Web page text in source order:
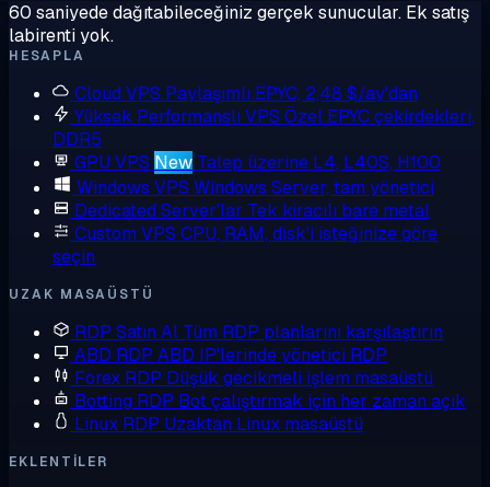
60 saniyede dağıtabileceğiniz gerçek sunucular. Ek satış
labirenti yok.
HESAPLA
Cloud VPS Paylaşımlı EPYC, 2,48 $/ay'dan
Yüksek Performanslı VPS Özel EPYC çekirdekleri,
DDR5
GPU VPS New Talep üzerine L4, L40S, H100
Windows VPS Windows Server, tam yönetici
Dedicated Server'lar Tek kiracılı bare metal
Custom VPS CPU, RAM, disk'i isteğinize göre
seçin
UZAK MASAÜSTÜ
RDP Satın Al Tüm RDP planlarını karşılaştırın
ABD RDP ABD IP'lerinde yönetici RDP
Forex RDP Düşük gecikmeli işlem masaüstü
Botting RDP Bot çalıştırmak için her zaman açık
Linux RDP Uzaktan Linux masaüstü
EKLENTILER